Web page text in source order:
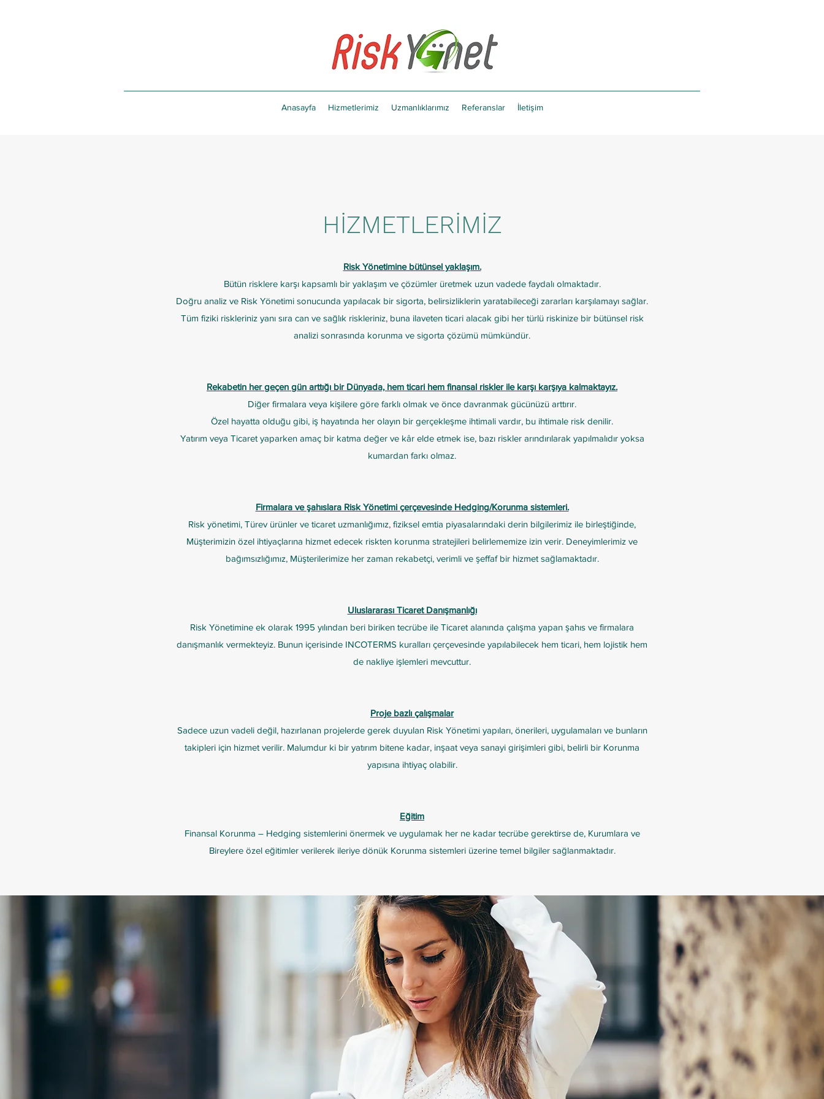
Anasayfa Hizmetlerimiz Uzmanlıklarımız Referanslar İletişim
HİZMETLERİMİZ
Risk Yönetimine bütünsel yaklaşım.
Bütün risklere karşı kapsamlı bir yaklaşım ve çözümler üretmek uzun vadede faydalı olmaktadır.
Doğru analiz ve Risk Yönetimi sonucunda yapılacak bir sigorta, belirsizliklerin yaratabileceği zararları karşılamayı sağlar.
Tüm fiziki riskleriniz yanı sıra can ve sağlık riskleriniz, buna ilaveten ticari alacak gibi her türlü riskinize bir bütünsel risk
analizi sonrasında korunma ve sigorta çözümü mümkündür.
Rekabetin her geçen gün arttığı bir Dünyada, hem ticari hem finansal riskler ile karşı karşıya kalmaktayız.
Diğer firmalara veya kişilere göre farklı olmak ve önce davranmak gücünüzü arttırır.
Özel hayatta olduğu gibi, iş hayatında her olayın bir gerçekleşme ihtimali vardır, bu ihtimale risk denilir.
Yatırım veya Ticaret yaparken amaç bir katma değer ve kâr elde etmek ise, bazı riskler arındırılarak yapılmalıdır yoksa
kumardan farkı olmaz.
Firmalara ve şahıslara Risk Yönetimi çerçevesinde Hedging/Korunma sistemleri.
Risk yönetimi, Türev ürünler ve ticaret uzmanlığımız, fiziksel emtia piyasalarındaki derin bilgilerimiz ile birleştiğinde,
Müşterimizin özel ihtiyaçlarına hizmet edecek riskten korunma stratejileri belirlememize izin verir. Deneyimlerimiz ve
bağımsızlığımız, Müşterilerimize her zaman rekabetçi, verimli ve şeffaf bir hizmet sağlamaktadır.
Uluslararası Ticaret Danışmanlığı
Risk Yönetimine ek olarak 1995 yılından beri biriken tecrübe ile Ticaret alanında çalışma yapan şahıs ve firmalara
danışmanlık vermekteyiz. Bunun içerisinde INCOTERMS kuralları çerçevesinde yapılabilecek hem ticari, hem lojistik hem
de nakliye işlemleri mevcuttur.
Proje bazlı çalışmalar
Sadece uzun vadeli değil, hazırlanan projelerde gerek duyulan Risk Yönetimi yapıları, önerileri, uygulamaları ve bunların
takipleri için hizmet verilir. Malumdur ki bir yatırım bitene kadar, inşaat veya sanayi girişimleri gibi, belirli bir Korunma
yapısına ihtiyaç olabilir.
Eğitim
Finansal Korunma – Hedging sistemlerini önermek ve uygulamak her ne kadar tecrübe gerektirse de, Kurumlara ve
Bireylere özel eğitimler verilerek ileriye dönük Korunma sistemleri üzerine temel bilgiler sağlanmaktadır.